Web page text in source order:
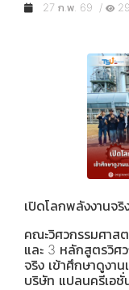
27 ก.พ. 69 /
เปิดโลกพลังงานจ
คณะวิศวกรรมศา
และ 3 หลักสูตรวิศ
จริง เข้าศึกษาดูงา
บริษัท แปลนครีเอชั่